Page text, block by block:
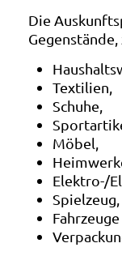
Die
Textilien,
Schuhe,
Möbel,
Elektro-/
Spielzeug,